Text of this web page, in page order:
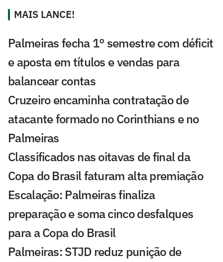
MAIS LANCE!
Palmeiras fecha 1° semestre com déficit
e aposta em títulos e vendas para
balancear contas
Cruzeiro encaminha contratação de
atacante formado no Corinthians e no
Palmeiras
Classificados nas oitavas de final da
Copa do Brasil faturam alta premiação
Escalação: Palmeiras finaliza
preparação e soma cinco desfalques
para a Copa do Brasil
Palmeiras: STJD reduz punição de